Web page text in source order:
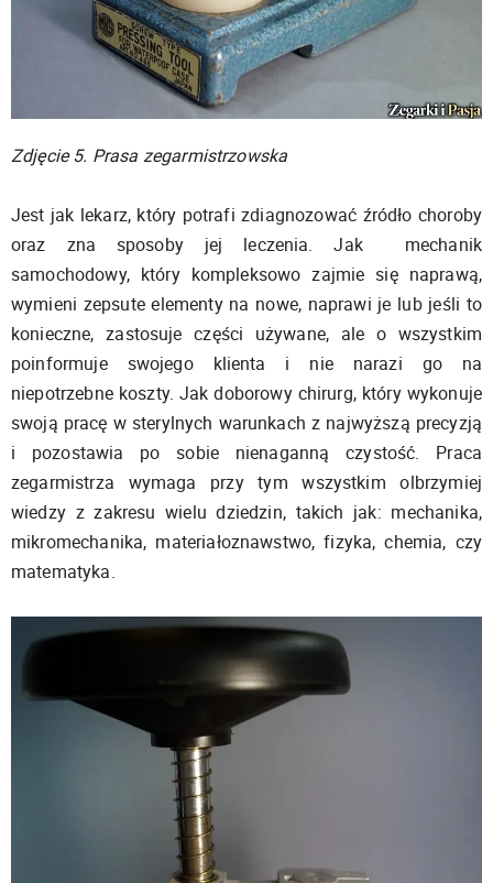
Zdjęcie 5. Prasa zegarmistrzowska
Jest jak lekarz, który potrafi zdiagnozować źródło choroby
oraz zna sposoby jej leczenia. Jak mechanik
samochodowy, który kompleksowo zajmie się naprawą,
wymieni zepsute elementy na nowe, naprawi je lub jeśli to
konieczne, zastosuje części używane, ale o wszystkim
poinformuje swojego klienta i nie narazi go na
niepotrzebne koszty. Jak doborowy chirurg, który wykonuje
swoją pracę w sterylnych warunkach z najwyższą precyzją
i pozostawia po sobie nienaganną czystość. Praca
zegarmistrza wymaga przy tym wszystkim olbrzymiej
wiedzy z zakresu wielu dziedzin, takich jak: mechanika,
mikromechanika, materiałoznawstwo, fizyka, chemia, czy
matematyka.